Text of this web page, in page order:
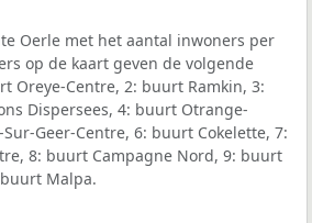
Oerle met het aantal inwoners per
op de kaart geven de volgende
Oreye-Centre, 2: buurt Ramkin, 3:
Dispersees, 4: buurt Otrange-
Geer-Centre, 6: buurt Cokelette, 7:
8: buurt Campagne Nord, 9: buurt
Malpa.